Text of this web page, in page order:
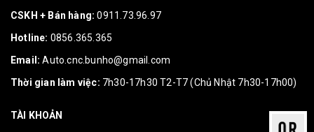
CSKH + Bán hàng: 0911.73.96.97
Hotline: 0856.365.365
Email: Auto.cnc.bunho@gmail.com
Thời gian làm việc: 7h30-17h30 T2-T7 (Chủ Nhật 7h30-17h00)
TÀI KHOẢN